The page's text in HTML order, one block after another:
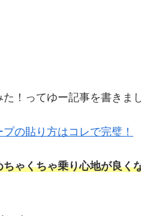
！ってゆー記事を書きま
の貼り方はコレで完璧！
ちゃくちゃ乗り心地が良く